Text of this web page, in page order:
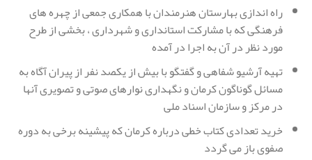
راه اندازی بهارستان هنرمندان با همکاری جمعی از چهره های
فرهنگی که با مشارکت استانداری و شهرداری ، بخشی از طرح
مورد نظر در آن به اجرا در آمده
تهیه آرشیو شفاهی و گفتگو با بیش از یکصد نفر از پیران آگاه به
مسائل گوناگون کرمان و نگهداری نوارهای صوتی و تصویری آنها
در مرکز و سازمان اسناد ملی
خرید تعدادی کتاب خطی درباره کرمان که پیشینه برخی به دوره
صفوی باز می گردد